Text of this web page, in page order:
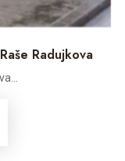
Radujkova